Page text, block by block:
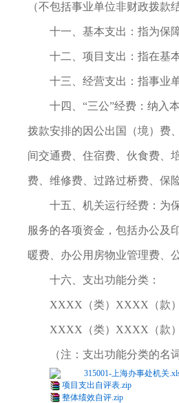
（不包括事业单位非财政拨款
十一、基本支出：指为保
十二、项目支出：指在基
十三、经营支出：指事业
十四、“三公”经费：纳入
拨款安排的因公出国（境）费
间交通费、住宿费、伙食费、
费、维修费、过路过桥费、保
十五、机关运行经费：为
服务的各项资金，包括办公及
暖费、办公用房物业管理费、
十六、支出功能分类：
XXXX（类）XXXX（款
XXXX（类）XXXX（款
（注：支出功能分类的
315001-上海办事处机关
项目支出自评表.zip
整体绩效自评.zip